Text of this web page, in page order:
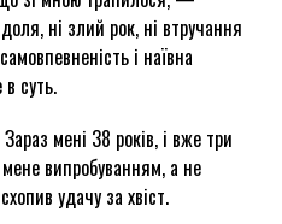
ні злий рок, ні втручання
і наївна
в суть.
мені 38 років, і вже три
випробуванням, а не
удачу за хвіст.